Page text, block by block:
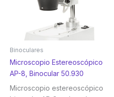
Binoculares
Microscopio Estereoscópico
AP-8, Binocular 50.930
Microscopio estereoscópico